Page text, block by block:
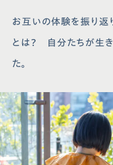
お互いの体験を振り返
とは？ 自分たちが生
た。